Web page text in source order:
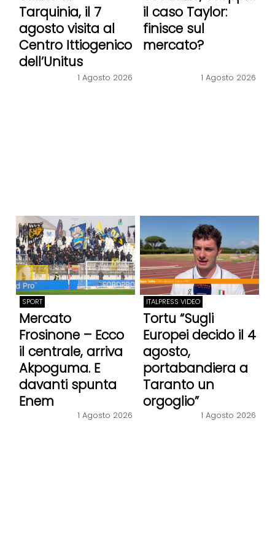
Tarquinia, il 7
agosto visita al
Centro Ittiogenico
dell’Unitus
1 Agosto 2026
il caso Taylor:
finisce sul
mercato?
1 Agosto 2026
SPORT
Mercato
Frosinone – Ecco
il centrale, arriva
Akpoguma. E
davanti spunta
Enem
1 Agosto 2026
ITALPRESS VIDEO
Tortu “Sugli
Europei decido il 4
agosto,
portabandiera a
Taranto un
orgoglio”
1 Agosto 2026